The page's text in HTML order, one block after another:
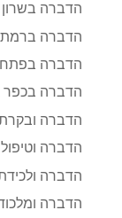
הדברה בשרון
הדברה ברמת
הדברה בפתח
הדברה בכפר
הדברה ובקרת
הדברה
הדברה
הדברה